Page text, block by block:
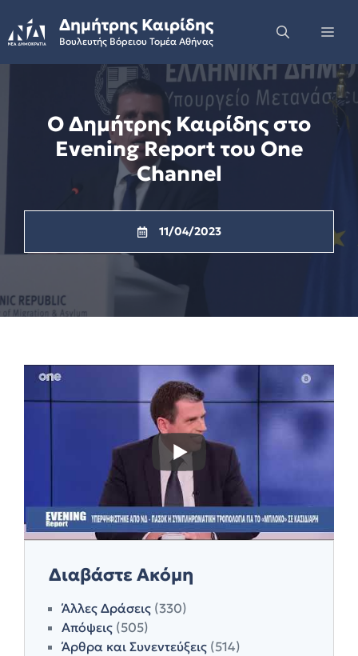
to
content
Δημήτρης Καιρίδης
Βουλευτής Βόρειου Τομέα Αθήνας
Ο Δημήτρης Καιρίδης στο
Evening Report του One
Channel
11/04/2023
Διαβάστε Ακόμη
Άλλες Δράσεις (330)
Απόψεις (505)
Άρθρα και Συνεντεύξεις (514)